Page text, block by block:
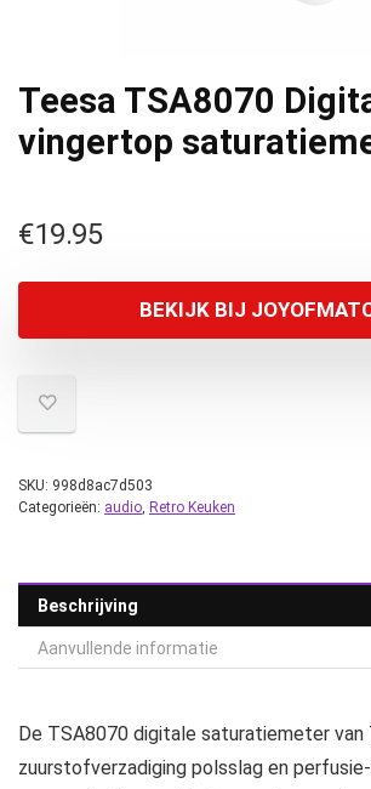
Teesa TSA8070
vingertop
€19.95
BEKIJK BIJ
SKU: 998d8ac7d503
Categorieën: audio, Retro Keuken
Beschrijving
Aanvullende informatie
De TSA8070 digitale saturatiemeter van
zuurstofverzadiging polsslag en